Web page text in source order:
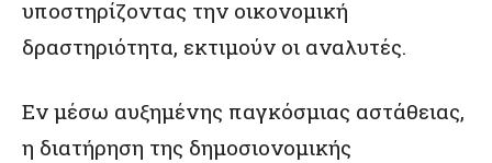
υποστηρίζοντας την οικονομική
δραστηριότητα, εκτιμούν οι αναλυτές.
Εν μέσω αυξημένης παγκόσμιας αστάθειας,
η διατήρηση της δημοσιονομικής